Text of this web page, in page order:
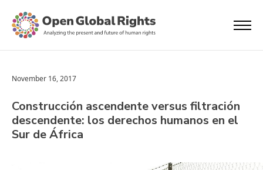
November 16, 2017
Construcción ascendente versus filtración
descendente: los derechos humanos en el
Sur de África